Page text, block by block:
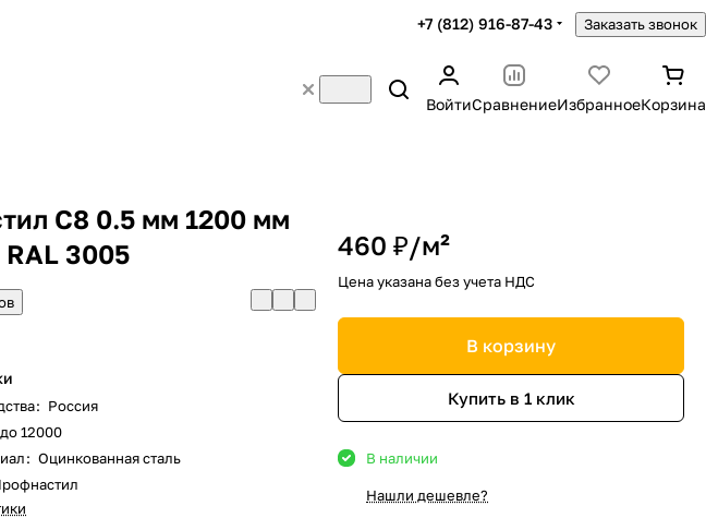
+7 (812) 916-87-43 Заказать звонок
ВойтиСравнениеИзбранноеКорзина
С8 0.5 мм 1200 мм
3005
: Россия
12000
: Оцинкованная сталь
460 ₽/м²
Цена указана без учета НДС
В корзину
Купить в 1 клик
В наличии
Нашли дешевле?